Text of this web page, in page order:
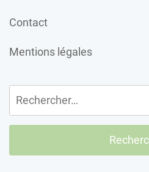
Contact
Mentions légales
Rechercher :